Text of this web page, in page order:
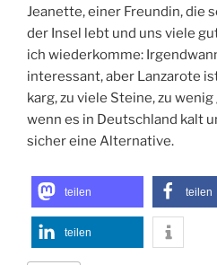
Jeanette, einer Freundin, die
der Insel lebt und uns viele
ich wiederkomme:
interessant, aber Lanzarote
karg, zu viele Steine, zu
wenn es in Deutschland kalt
sicher eine Alternative.
teilen teilen
teilen